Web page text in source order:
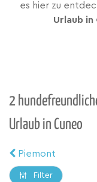
es hier zu
Urlaub in
2
Urlaub in Cuneo
Piemont
Filter